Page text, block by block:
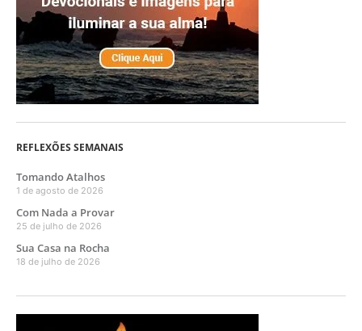
REFLEXÕES SEMANAIS
Tomando Atalhos
1 de agosto de 2026
Com Nada a Provar
25 de julho de 2026
Sua Casa na Rocha
18 de julho de 2026